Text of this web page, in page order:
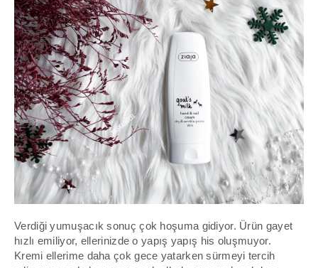
Verdiği yumuşacık sonuç çok hoşuma gidiyor. Ürün gayet
hızlı emiliyor, ellerinizde oyapış yapış his oluşmuyor.
Kremi ellerime daha çok gece yatarken sürmeyi tercih